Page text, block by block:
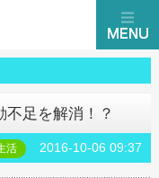
不足を解消！？
活 2016-10-06 09:37